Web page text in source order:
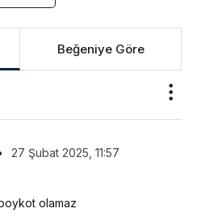
Beğeniye Göre
27 Şubat 2025, 11:57
olamaz